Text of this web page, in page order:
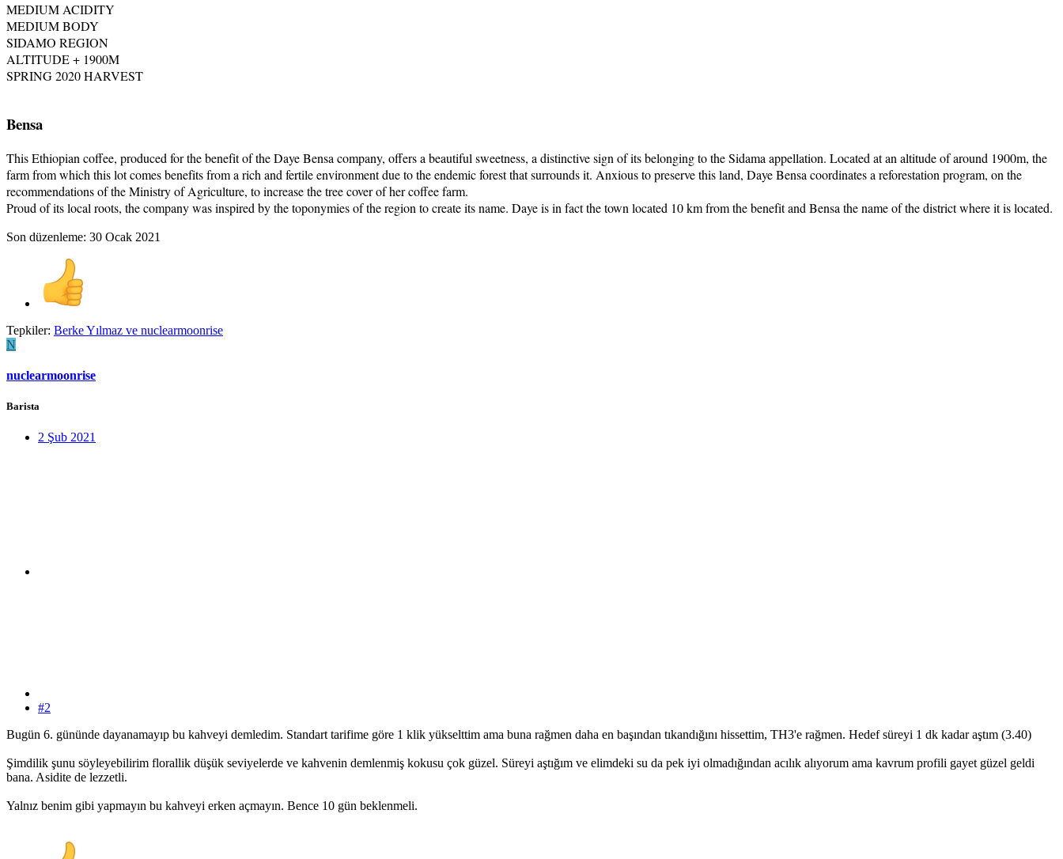
MEDIUM ACIDITY
MEDIUM BODY
SIDAMO REGION
ALTITUDE + 1900M
SPRING 2020 HARVEST
Bensa
This Ethiopian coffee, produced for the benefit of the Daye Bensa company, offers a beautiful sweetness, a distinctive sign of its belonging to the Sidama appellation. Located at an altitude of around 1900m, the
farm from which this lot comes benefits from a rich and fertile environment due to the endemic forest that surrounds it. Anxious to preserve this land, Daye Bensa coordinates a reforestation program, on the
recommendations of the Ministry of Agriculture, to increase the tree cover of her coffee farm.
Proud of its local roots, the company was inspired by the toponymies of the region to create its name. Daye is in fact the town located 10 km from the benefit and Bensa the name of the district where it is located.
Son düzenleme: 30 Ocak 2021
Tepkiler: Berke Yılmaz ve nuclearmoonrise
N
nuclearmoonrise
Barista
2 Şub 2021
#2
Bugün 6. gününde dayanamayıp bu kahveyi demledim. Standart tarifime göre 1 klik yükselttim ama buna rağmen daha en başından tıkandığını hissettim, TH3'e rağmen. Hedef süreyi 1 dk kadar aştım (3.40)
Şimdilik şunu söyleyebilirim florallik düşük seviyelerde ve kahvenin demlenmiş kokusu çok güzel. Süreyi aştığım ve elimdeki su da pek iyi olmadığından acılık alıyorum ama kavrum profili gayet güzel geldi
bana. Asidite de lezzetli.
Yalnız benim gibi yapmayın bu kahveyi erken açmayın. Bence 10 gün beklenmeli.